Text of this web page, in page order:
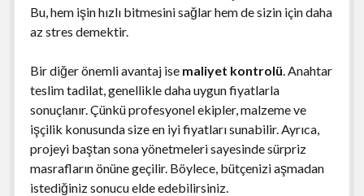
Bu, hem işin hızlı bitmesini sağlar hem de sizin için daha
az stres demektir.
Bir diğer önemli avantaj ise maliyet kontrolü. Anahtar
teslim tadilat, genellikle daha uygun fiyatlarla
sonuçlanır. Çünkü profesyonel ekipler, malzeme ve
işçilik konusunda size en iyi fiyatları sunabilir. Ayrıca,
projeyi baştan sona yönetmeleri sayesinde sürpriz
masrafların önüne geçilir. Böylece, bütçenizi aşmadan
istediğiniz sonucu elde edebilirsiniz.